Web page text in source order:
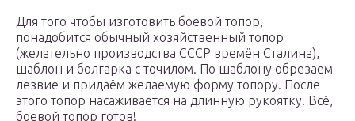
Для того чтобы изготовить боевой топор,
понадобится обычный хозяйственный топор
(желательно производства СССР времён Сталина),
шаблон и болгарка с точилом. По шаблону обрезаем
лезвие и придаём желаемую форму топору. После
этого топор насаживается на длинную рукоятку. Всё,
боевой топор готов!